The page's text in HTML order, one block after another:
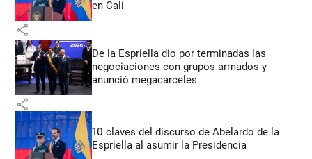
en Cali
share
De la Espriella dio por terminadas las
negociaciones con grupos armados y
anunció megacárceles
share
10 claves del discurso de Abelardo de la
Espriella al asumir la Presidencia